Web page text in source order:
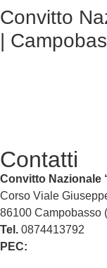
Convitto
|
Contatti
Convitto Nazionale
Corso Viale
86100 Campobasso
Tel. 0874413792
PEC: